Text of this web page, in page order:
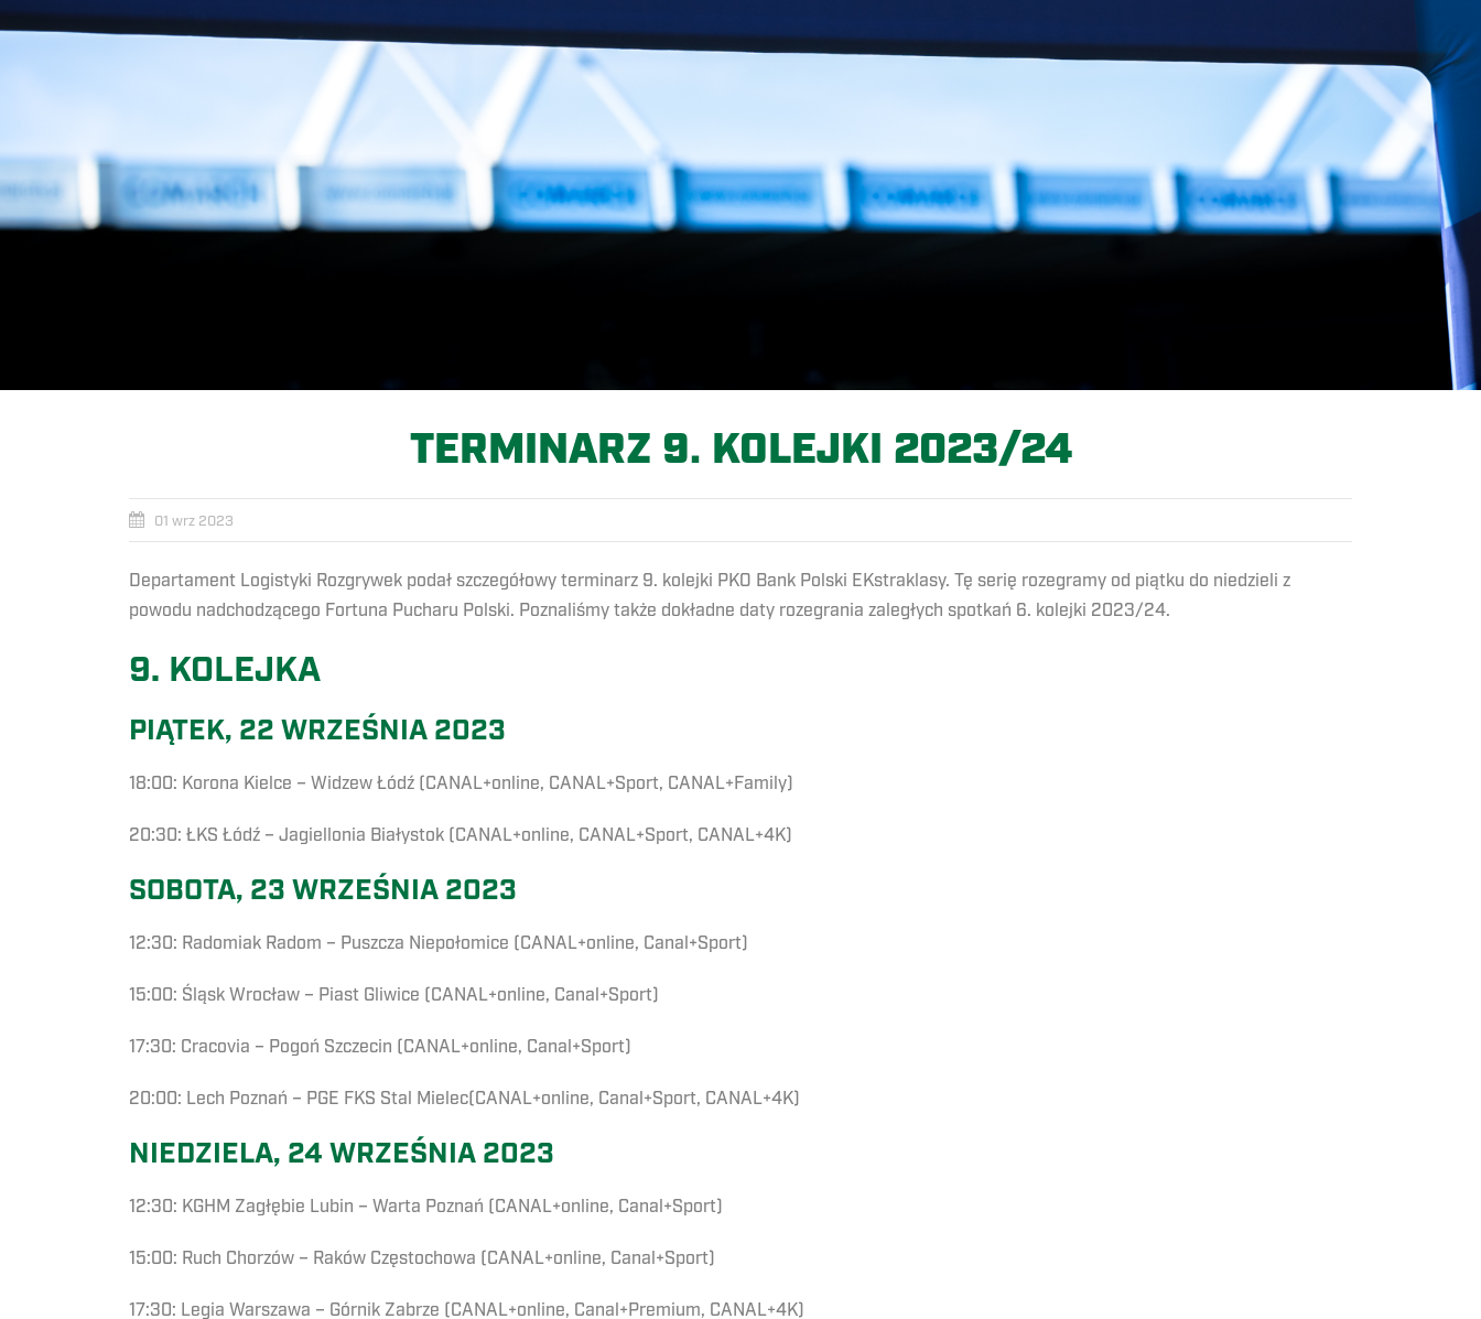
TERMINARZ 9. KOLEJKI 2023/24
01 wrz 2023
Departament Logistyki Rozgrywek podał szczegółowy terminarz 9. kolejki PKO Bank Polski EKstraklasy. Tę serię rozegramy od piątku do niedzieli z
powodu nadchodzącego Fortuna Pucharu Polski. Poznaliśmy także dokładne daty rozegrania zaległych spotkań 6. kolejki 2023/24.
9. KOLEJKA
PIĄTEK, 22 WRZEŚNIA 2023
18:00: Korona Kielce – Widzew Łódź (CANAL+online, CANAL+Sport, CANAL+Family)
20:30: ŁKS Łódź – Jagiellonia Białystok (CANAL+online, CANAL+Sport, CANAL+4K)
SOBOTA, 23 WRZEŚNIA 2023
12:30: Radomiak Radom – Puszcza Niepołomice (CANAL+online, Canal+Sport)
15:00: Śląsk Wrocław – Piast Gliwice (CANAL+online, Canal+Sport)
17:30: Cracovia – Pogoń Szczecin (CANAL+online, Canal+Sport)
20:00: Lech Poznań – PGE FKS Stal Mielec(CANAL+online, Canal+Sport, CANAL+4K)
NIEDZIELA, 24 WRZEŚNIA 2023
12:30: KGHM Zagłębie Lubin – Warta Poznań (CANAL+online, Canal+Sport)
15:00: Ruch Chorzów – Raków Częstochowa (CANAL+online, Canal+Sport)
17:30: Legia Warszawa – Górnik Zabrze (CANAL+online, Canal+Premium, CANAL+4K)